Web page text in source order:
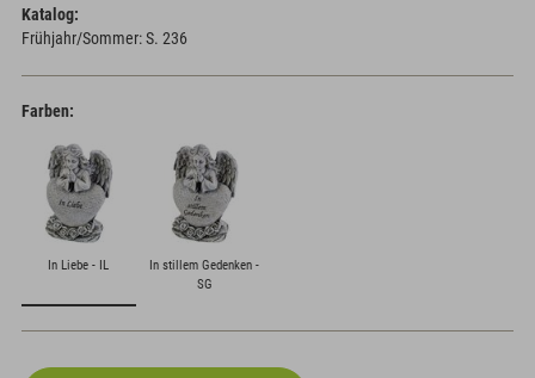
Katalog:
Frühjahr/Sommer: S. 236
Farben:
In Liebe - IL
In stillem Gedenken -
SG